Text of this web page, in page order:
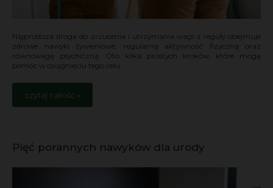
Najprostsza droga do zrzucenia i utrzymania wagi z reguły obejmuje
zdrowe nawyki żywieniowe, regularną aktywność fizyczną oraz
równowagę psychiczną. Oto kilka prostych kroków, które mogą
pomóc w osiągnięciu tego celu:
czytaj całość »
Pięć porannych nawyków dla urody